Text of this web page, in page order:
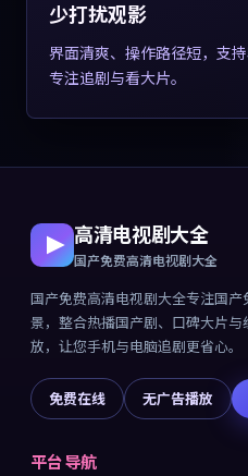
少打扰观影
界面清爽、操作路径短，支
专注追剧与看大片。
高清电视剧大全
国产免费高清电视剧大全
国产免费高清电视剧大全专注国产
景，整合热播国产剧、口碑大片
放，让您手机与电脑追剧更省心。
免费在线 无广告播放
平台导航